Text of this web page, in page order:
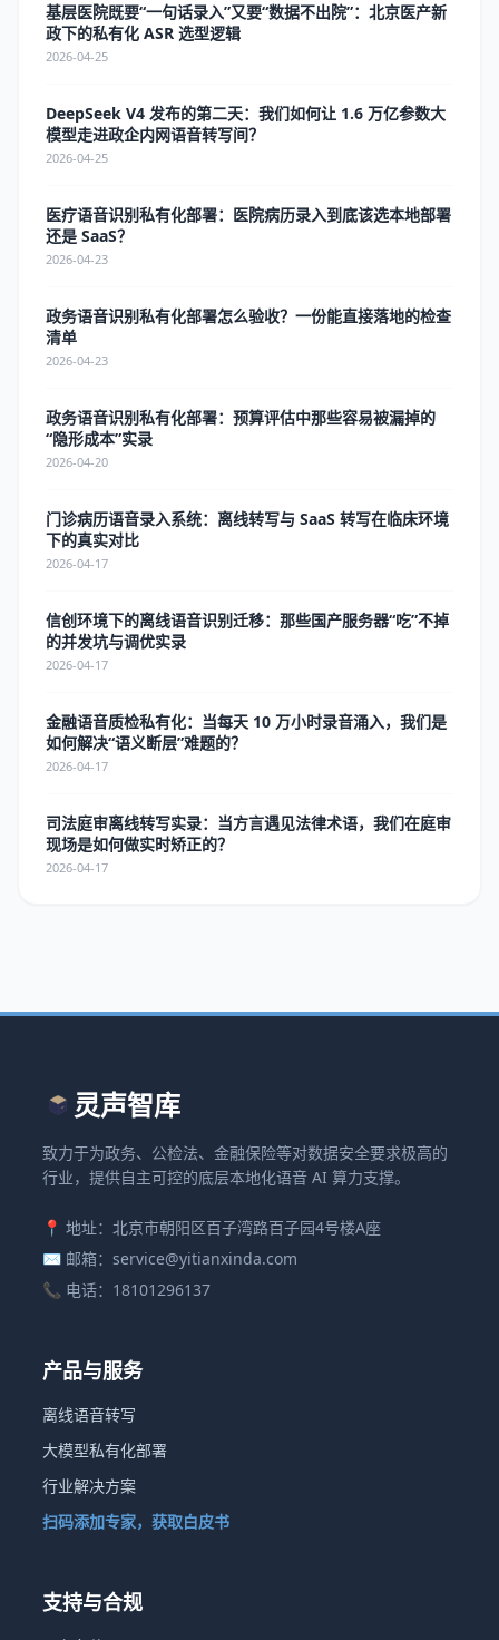
基层医院既要“一句话录入”又要“数据不出院”：北京医产新
政下的私有化 ASR 选型逻辑
2026-04-25
DeepSeek V4 发布的第二天：我们如何让 1.6 万亿参数大
模型走进政企内网语音转写间？
2026-04-25
医疗语音识别私有化部署：医院病历录入到底该选本地部署
还是 SaaS？
2026-04-23
政务语音识别私有化部署怎么验收？一份能直接落地的检查
清单
2026-04-23
政务语音识别私有化部署：预算评估中那些容易被漏掉的
“隐形成本”实录
2026-04-20
门诊病历语音录入系统：离线转写与 SaaS 转写在临床环境
下的真实对比
2026-04-17
信创环境下的离线语音识别迁移：那些国产服务器“吃”不掉
的并发坑与调优实录
2026-04-17
金融语音质检私有化：当每天 10 万小时录音涌入，我们是
如何解决“语义断层”难题的？
2026-04-17
司法庭审离线转写实录：当方言遇见法律术语，我们在庭审
现场是如何做实时矫正的？
2026-04-17
灵声智库
致力于为政务、公检法、金融保险等对数据安全要求极高的
行业，提供自主可控的底层本地化语音 AI 算力支撑。
📍 地址：北京市朝阳区百子湾路百子园4号楼A座
✉️ 邮箱：service@yitianxinda.com
📞 电话：18101296137
产品与服务
离线语音转写
大模型私有化部署
行业解决方案
扫码添加专家，获取白皮书
支持与合规